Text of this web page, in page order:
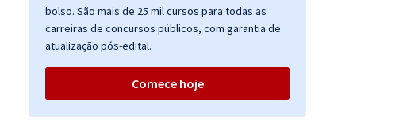
bolso. São mais de 25 mil cursos para todas as
carreiras de concursos públicos, com garantia de
atualização pós-edital.
Comece hoje